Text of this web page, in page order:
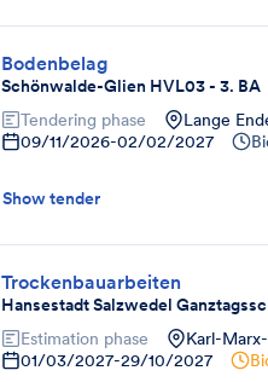
Bodenbelag
Schönwalde-Glien HVL03 - 3. BA
Tendering phase Lange
09/11/2026-02/02/2027
Show tender
Trockenbauarbeiten
Hansestadt Salzwedel
Estimation phase Karl-
01/03/2027-29/10/2027